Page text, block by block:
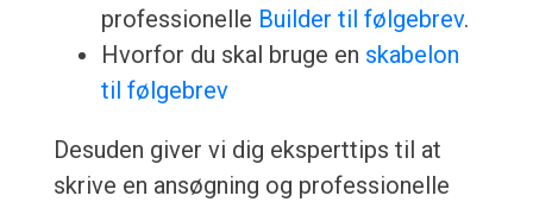
professionelle Builder til følgebrev.
Hvorfor du skal bruge en skabelon
til følgebrev
Desuden giver vi dig eksperttips til at
skrive en ansøgning og professionelle